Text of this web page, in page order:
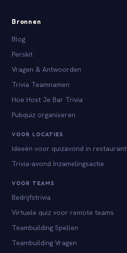
Bronnen
Blog
Perskit
Vragen & Antwoorden
Trivia Teamnamen
Hoe Host Je Bar Trivia
Pubquiz organiseren
VOOR LOCATIES
Ideeën voor quizavond in restaurant
Trivia-avond Inzamelingsactie
VOOR TEAMS
Bedrijfstrivia
Virtuele quiz voor remote teams
Teambuilding Spellen
Teambuilding Vragen